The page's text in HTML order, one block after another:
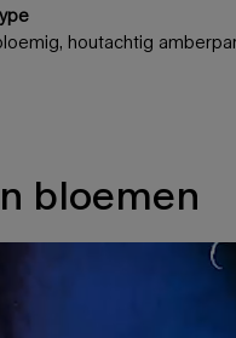
houtachtig
bloemen